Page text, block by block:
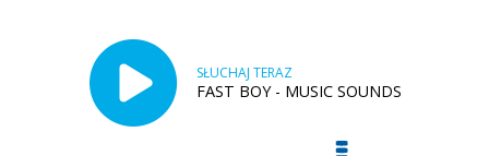
SŁUCHAJ TERAZ
FAST BOY - MUSIC SOUNDS